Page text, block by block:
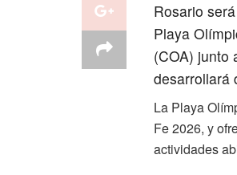
Rosario
Playa
(COA) junto
desarrollará
La Playa
Fe 2026, y
actividades